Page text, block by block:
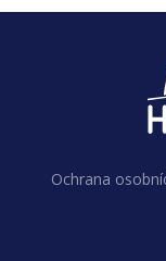
Ochrana